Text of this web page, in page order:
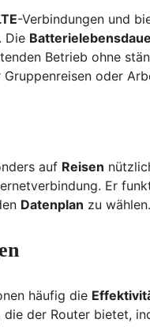
-Verbindungen und
Die
Betrieb ohne
oder
auf Reisen
Er
Datenplan zu wählen.
häufig die
der Router bietet,